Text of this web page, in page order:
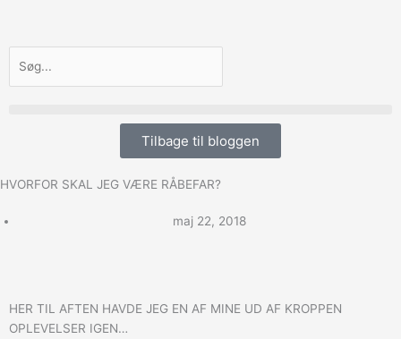
indholdet
Tilbage til bloggen
HVORFOR SKAL JEG VÆRE RÅBEFAR?
maj 22, 2018
HER TIL AFTEN HAVDE JEG EN AF MINE UD AF KROPPEN
OPLEVELSER IGEN…